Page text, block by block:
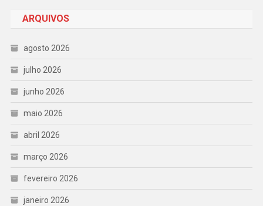
ARQUIVOS
agosto 2026
julho 2026
junho 2026
maio 2026
abril 2026
março 2026
fevereiro 2026
janeiro 2026